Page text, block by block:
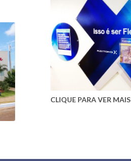
CLIQUE PARA VER MAIS